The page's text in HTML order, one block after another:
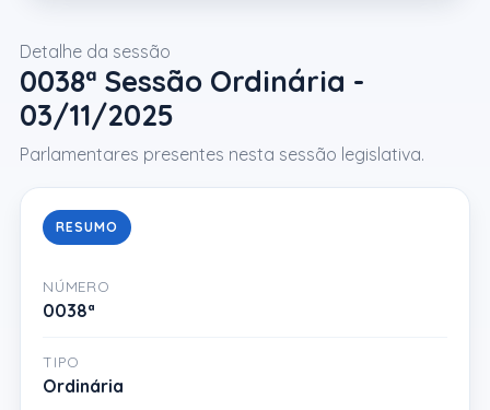
Detalhe da sessão
0038ª Sessão Ordinária -
03/11/2025
Parlamentares presentes nesta sessão legislativa.
RESUMO
NÚMERO
0038ª
TIPO
Ordinária